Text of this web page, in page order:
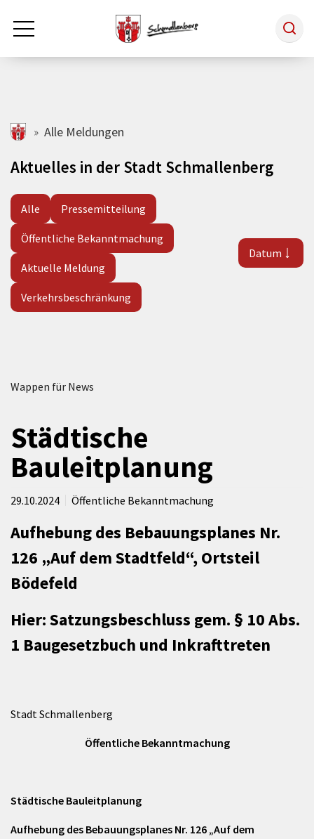
Zum Hauptinhalt springen
Rathaus & Politik
Leben & Arbeiten
Tourismus
Freizeit & Kultur
Wirtschaft
schmallenberg.de
Alle Meldungen
Aktuelles in der Stadt Schmallenberg
Datum
Alle Pressemitteilung
Öffentliche Bekanntmachung
Aktuelle Meldung
Verkehrsbeschränkung
Wappen für News
Städtische
Bauleitplanung
29.10.2024 Öffentliche Bekanntmachung
Aufhebung des Bebauungsplanes Nr.
126 „Auf dem Stadtfeld“, Ortsteil
Bödefeld
Hier: Satzungsbeschluss gem. § 10 Abs.
1 Baugesetzbuch und Inkrafttreten
Stadt Schmallenberg
Öffentliche Bekanntmachung
Städtische Bauleitplanung
Aufhebung des Bebauungsplanes Nr. 126 „Auf dem